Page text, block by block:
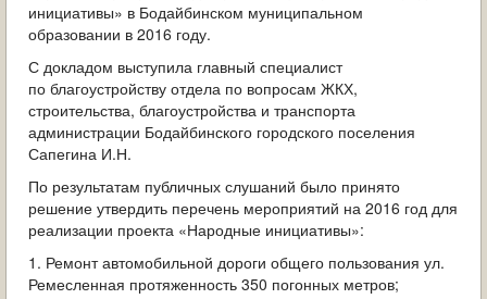
МУНИЦИПАЛЬНЫЙ КОНТРОЛЬ
ПОИСК ПО САЙТУ
инициативы» в Бодайбинском муниципальном
образовании в 2016 году.
С докладом выступила главный специалист
по благоустройству отдела по вопросам ЖКХ,
строительства, благоустройства и транспорта
администрации Бодайбинского городского поселения
Сапегина И.Н.
По результатам публичных слушаний было принято
решение утвердить перечень мероприятий на 2016 год для
реализации проекта «Народные инициативы»:
1. Ремонт автомобильной дороги общего пользования ул.
Ремесленная протяженность 350 погонных метров;